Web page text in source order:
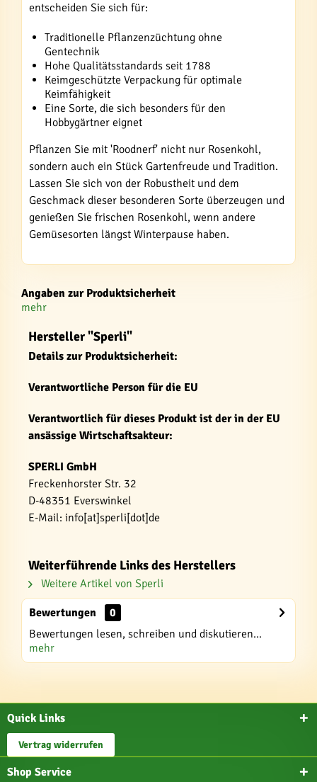
entscheiden Sie sich für:
Traditionelle Pflanzenzüchtung ohne
Gentechnik
Hohe Qualitätsstandards seit 1788
Keimgeschützte Verpackung für optimale
Keimfähigkeit
Eine Sorte, die sich besonders für den
Hobbygärtner eignet
Pflanzen Sie mit 'Roodnerf' nicht nur Rosenkohl,
sondern auch ein Stück Gartenfreude und Tradition.
Lassen Sie sich von der Robustheit und dem
Geschmack dieser besonderen Sorte überzeugen und
genießen Sie frischen Rosenkohl, wenn andere
Gemüsesorten längst Winterpause haben.
Angaben zur Produktsicherheit
mehr
Hersteller "Sperli"
Details zur Produktsicherheit:
Verantwortliche Person für die EU
Verantwortlich für dieses Produkt ist der in der EU
ansässige Wirtschaftsakteur:
SPERLI GmbH
Freckenhorster Str. 32
D-48351 Everswinkel
E-Mail: info[at]sperli[dot]de
Weiterführende Links des Herstellers
Weitere Artikel von Sperli
Bewertungen
0
Bewertungen lesen, schreiben und diskutieren...
mehr
Quick Links
Vertrag widerrufen
Shop Service